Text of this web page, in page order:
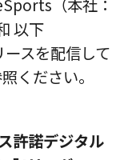
（本社：
以下
スを配信して
ください。
許諾デジタル